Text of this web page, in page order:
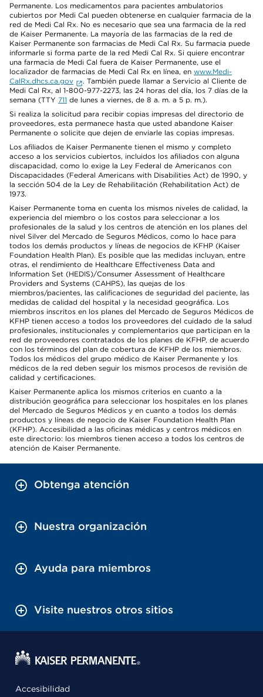
Permanente. Los medicamentos para pacientes ambulatorios
cubiertos por Medi Cal pueden obtenerse en cualquier farmacia de la
red de Medi Cal Rx. No es necesario que sea una farmacia de la red
de Kaiser Permanente. La mayoría de las farmacias de la red de
Kaiser Permanente son farmacias de Medi Cal Rx. Su farmacia puede
informarle si forma parte de la red Medi Cal Rx. Si quiere encontrar
una farmacia de Medi Cal fuera de Kaiser Permanente, use el
localizador de farmacias de Medi Cal Rx en línea, en www.Medi-
CalRx.dhcs.ca.gov
. También puede llamar a Servicio al Cliente de
Medi Cal Rx, al 1-800-977-2273, las 24 horas del día, los 7 días de la
semana (TTY 711 de lunes a viernes, de 8 a. m. a 5 p. m.).
Si realiza la solicitud para recibir copias impresas del directorio de
proveedores, esta permanece hasta que usted abandone Kaiser
Permanente o solicite que dejen de enviarle las copias impresas.
Los afiliados de Kaiser Permanente tienen el mismo y completo
acceso a los servicios cubiertos, incluidos los afiliados con alguna
discapacidad, como lo exige la Ley Federal de Americanos con
Discapacidades (Federal Americans with Disabilities Act) de 1990, y
la sección 504 de la Ley de Rehabilitación (Rehabilitation Act) de
1973.
Kaiser Permanente toma en cuenta los mismos niveles de calidad, la
experiencia del miembro o los costos para seleccionar a los
profesionales de la salud y los centros de atención en los planes del
nivel Silver del Mercado de Seguros Médicos, como lo hace para
todos los demás productos y líneas de negocios de KFHP (Kaiser
Foundation Health Plan). Es posible que las medidas incluyan, entre
otras, el rendimiento de Healthcare Effectiveness Data and
Information Set (HEDIS)/Consumer Assessment of Healthcare
Providers and Systems (CAHPS), las quejas de los
miembros/pacientes, las calificaciones de seguridad del paciente, las
medidas de calidad del hospital y la necesidad geográfica. Los
miembros inscritos en los planes del Mercado de Seguros Médicos de
KFHP tienen acceso a todos los proveedores del cuidado de la salud
profesionales, institucionales y complementarios que participan en la
red de proveedores contratados de los planes de KFHP, de acuerdo
con los términos del plan de cobertura de KFHP de los miembros.
Todos los médicos del grupo médico de Kaiser Permanente y los
médicos de la red deben seguir los mismos procesos de revisión de
calidad y certificaciones.
Kaiser Permanente aplica los mismos criterios en cuanto a la
distribución geográfica para seleccionar los hospitales en los planes
del Mercado de Seguros Médicos y en cuanto a todos los demás
productos y líneas de negocio de Kaiser Foundation Health Plan
(KFHP). Accesibilidad a las oficinas médicas y centros médicos en
este directorio: los miembros tienen acceso a todos los centros de
atención de Kaiser Permanente.
Obtenga atención
Nuestra organización
Ayuda para miembros
Visite nuestros otros sitios
Accesibilidad